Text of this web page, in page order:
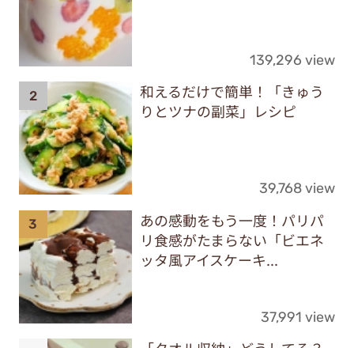
139,296 view
和えるだけで簡単！「きゅう
りとツナの副菜」レシピ
39,768 view
あの感動をもう一度！パリパ
リ食感がたまらない「ビエネ
ッタ風アイスケーキ...
37,991 view